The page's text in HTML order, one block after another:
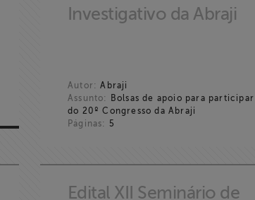
Investigativo da Abraji
Autor: Abraji
Assunto:
Bolsas de apoio para participar
do 20º Congresso da Abraji
Páginas:
5
Edital XII Seminário de